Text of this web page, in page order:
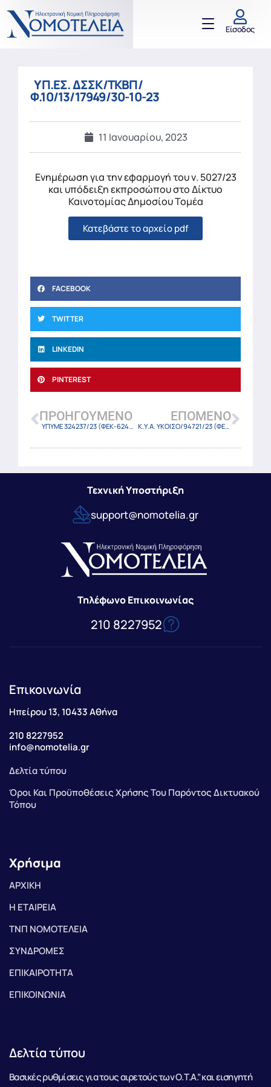
Είσοδος
ΥΠ.ΕΣ. ΔΣΣΚ/ΤΚΒΠ/
Φ.10/13/17949/30-10-23
11 Ιανουαρίου, 2023
Ενημέρωση για την εφαρμογή του ν. 5027/23
και υπόδειξη εκπροσώπου στο Δίκτυο
Καινοτομίας Δημοσίου Τομέα
Κατεβάστε το αρχείο pdf
FACEBOOK
TWITTER
LINKEDIN
PINTEREST
ΠΡΟΗΓΟΎΜΕΝΟ
ΥΠΥΜΕ 324237/23 (ΦΕΚ-6246 Β/31-10-23)
ΕΠΌΜΕΝΟ
Κ.Υ.Α. ΥΚΟΙΣΟ/94721/23 (ΦΕΚ-6267 Β/1-11-23)
Τεχνική Υποστήριξη
support@nomotelia.gr
Τηλέφωνο Επικοινωνίας
210 8227952
Επικοινωνία
Ηπείρου 13, 10433 Αθήνα
210 8227952
info@nomotelia.gr
Δελτία τύπου
Όροι Και Προϋποθέσεις Χρήσης Του Παρόντος Δικτυακού
Τόπου
Χρήσιμα
ΑΡΧΙΚΗ
Η ΕΤΑΙΡΕΙΑ
ΤΝΠ ΝΟΜΟΤΕΛΕΙΑ
ΣΥΝΔΡΟΜΕΣ
ΕΠΙΚΑΙΡΟΤΗΤΑ
ΕΠΙΚΟΙΝΩΝΙΑ
Δελτία τύπου
Βασικές ρυθμίσεις για τους αιρετούς των Ο.Τ.Α.” και εισηγητή